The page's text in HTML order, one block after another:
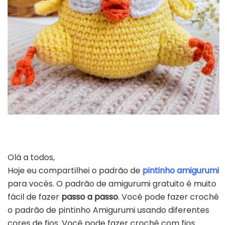
Olá a todos,
Hoje eu compartilhei o padrão de pintinho amigurumi
para vocês. O padrão de amigurumi gratuito é muito
fácil de fazer passo a passo. Você pode fazer crochê
o padrão de pintinho Amigurumi usando diferentes